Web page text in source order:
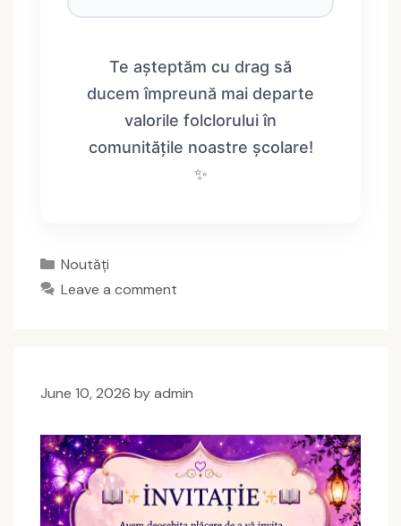
Te așteptăm cu drag să
ducem împreună mai departe
valorile folclorului în
comunitățile noastre școlare!
✨
Categories
Noutăți
Leave a comment
June 10, 2026 byadmin